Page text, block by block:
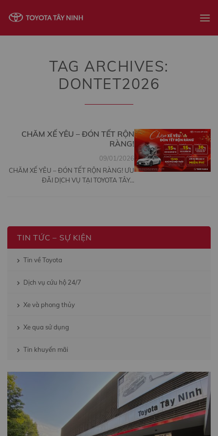
TAG ARCHIVES:
DONTET2026
TIN TỨC – SỰ KIỆN
Tin về Toyota
Dịch vụ cứu hộ 24/7
Xe và phong thủy
Xe qua sử dụng
Tin khuyến mãi
CHĂM XẾ YÊU – ĐÓN TẾT RỘN
RÀNG!
CHĂM XẾ YÊU – ĐÓN TẾT RỘN RÀNG! ƯU
ĐÃI DỊCH VỤ TẠI TOYOTA TÂY...
09/01/2026